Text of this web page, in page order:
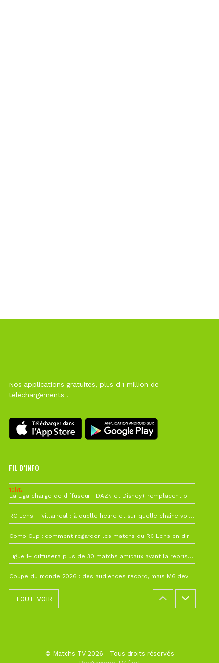
Nos applications gratuites, plus d'1 million de
téléchargements !
FIL D’INFO
10h12
La Liga change de diffuseur : DAZN et Disney+ remplacent beIN Sports !
RC Lens – Villarreal : à quelle heure et sur quelle chaîne voir la finale de la Como Cup ?
Como Cup : comment regarder les matchs du RC Lens en direct ?
Ligue 1+ diffusera plus de 30 matchs amicaux avant la reprise de la Ligue 1
Coupe du monde 2026 : des audiences record, mais M6 devrait perdre très gros !
TOUT VOIR
© Matchs TV 2026 - Tous droits réservés